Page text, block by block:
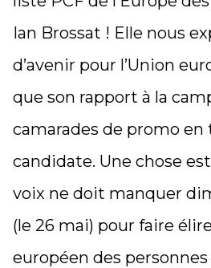
Ian Brossat ! Elle nous
d’avenir pour l’Union
que son rapport à la
camarades de promo en
candidate. Une chose
voix ne doit manquer
(le 26 mai) pour faire
européen des